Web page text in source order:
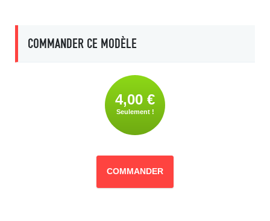
COMMANDER CE MODÈLE
4,00 €
Seulement !
COMMANDER